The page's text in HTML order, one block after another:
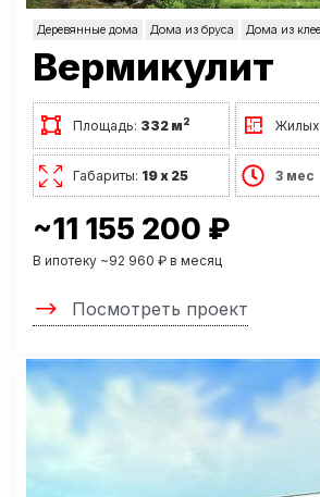
Деревянные дома Дома из бруса Дома из
Вермикулит
Площадь: 332 м2 Жилых
Габариты: 19 х 25 3 мес
~11 155 200 ₽
В ипотеку ~92 960 ₽ в месяц
Посмотреть проект